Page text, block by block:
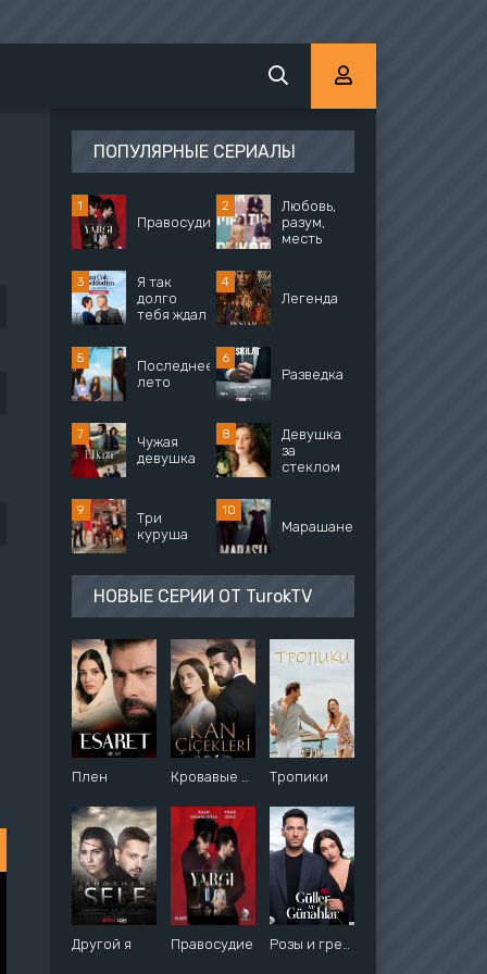
ПОПУЛЯРНЫЕ СЕРИАЛЫ
Правосудие
Любовь,
разум,
месть
Я так
долго
тебя ждал
Легенда
Последнее
лето
Разведка
Чужая
девушка
Девушка
за
стеклом
Три
куруша
Марашанец
НОВЫЕ СЕРИИ ОТ TurokTV
Плен Кровавые цветы Тропики
Другой я Правосудие Розы и грехи